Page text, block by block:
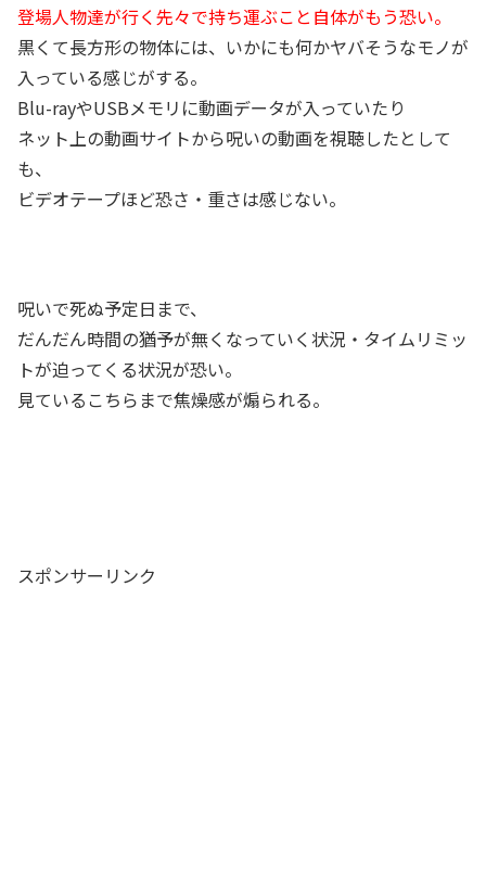
登場人物達が行く先々で持ち運ぶこと自体がもう恐い。
黒くて長方形の物体には、いかにも何かヤバそうなモノが
入っている感じがする。
Blu-rayやUSBメモリに動画データが入っていたり
ネット上の動画サイトから呪いの動画を視聴したとして
も、
ビデオテープほど恐さ・重さは感じない。
呪いで死ぬ予定日まで、
だんだん時間の猶予が無くなっていく状況・タイムリミッ
トが迫ってくる状況が恐い。
見ているこちらまで焦燥感が煽られる。
スポンサーリンク